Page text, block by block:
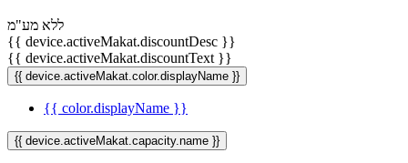
ללא מע"מ
{{ device.activeMakat.discountDesc }}
{{ device.activeMakat.discountText }}
{{ device.activeMakat.color.displayName }}
{{ color.displayName }}
{{ device.activeMakat.capacity.name }}